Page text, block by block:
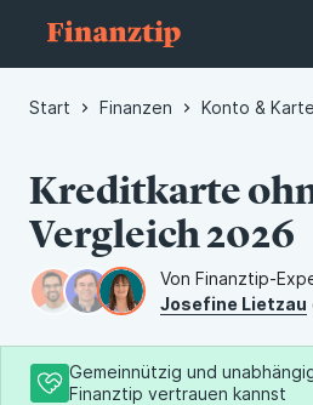
Start Finanzen Konto & Karte
Kreditkarte
Vergleich 2026
Von Finanztip-
Josefine Lietzau
Gemeinnützig und
Finanztip vertrauen kannst